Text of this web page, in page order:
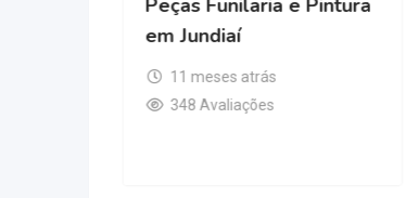
Derpa V.A.N – Auto
Peças
5 meses atrás
267 Avaliações